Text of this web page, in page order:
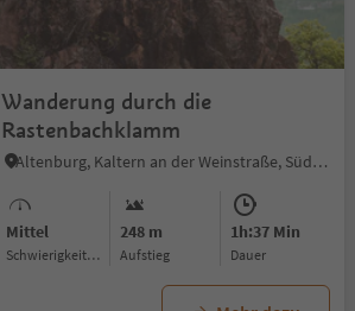
Wanderung durch die
Rastenbachklamm
Altenburg, Kaltern an der Weinstraße, Südtiroler Weinstraße
Mittel
Schwierigkeitsgrad
248 m
Aufstieg
1h:37 Min
Dauer